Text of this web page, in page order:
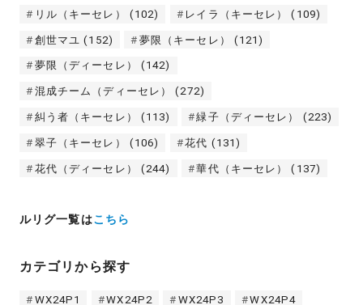
リル（キーセレ） (102) レイラ（キーセレ） (109)
創世マユ (152) 夢限（キーセレ） (121)
夢限（ディーセレ） (142)
混成チーム（ディーセレ） (272)
糾う者（キーセレ） (113) 緑子（ディーセレ） (223)
翠子（キーセレ） (106) 花代 (131)
花代（ディーセレ） (244) 華代（キーセレ） (137)
ルリグ一覧はこちら
カテゴリから探す
WX24P1 WX24P2 WX24P3 WX24P4